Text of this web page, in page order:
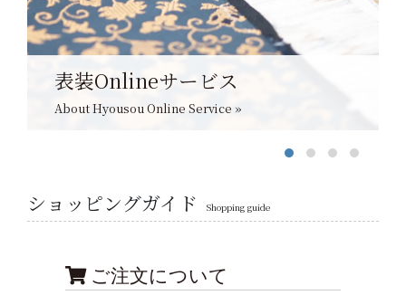
表装Onlineサービス
About Hyousou Online Service »
ショッピングガイド Shopping guide
ご注文について